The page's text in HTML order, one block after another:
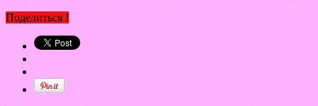
Поделиться !